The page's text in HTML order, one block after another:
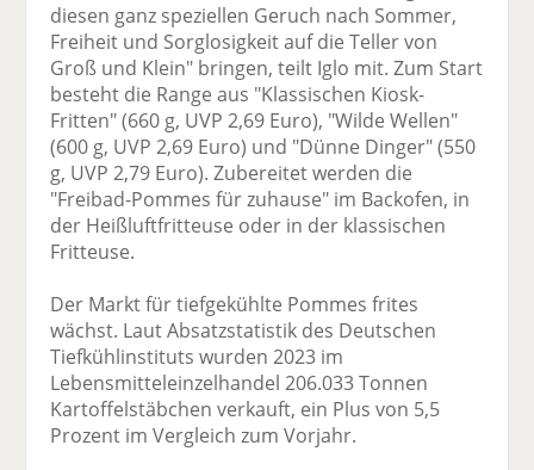
diesen ganz speziellen Geruch nach Sommer,
Freiheit und Sorglosigkeit auf die Teller von
Groß und Klein" bringen, teilt Iglo mit. Zum Start
besteht die Range aus "Klassischen Kiosk-
Fritten" (660 g, UVP 2,69 Euro), "Wilde Wellen"
(600 g, UVP 2,69 Euro) und "Dünne Dinger" (550
g, UVP 2,79 Euro). Zubereitet werden die
"Freibad-Pommes für zuhause" im Backofen, in
der Heißluftfritteuse oder in der klassischen
Fritteuse.
Der Markt für tiefgekühlte Pommes frites
wächst. Laut Absatzstatistik des Deutschen
Tiefkühlinstituts wurden 2023 im
Lebensmitteleinzelhandel 206.033 Tonnen
Kartoffelstäbchen verkauft, ein Plus von 5,5
Prozent im Vergleich zum Vorjahr.